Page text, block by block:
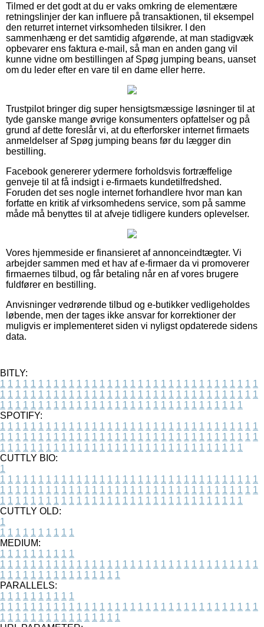
Tilmed er det godt at du er vaks omkring de elementære
retningslinjer der kan influere på transaktionen, til eksempel
den returret internet virksomheden tilsikrer. I den
sammenhæng er det samtidig afgørende, at man stadigvæk
opbevarer ens faktura e-mail, så man en anden gang vil
kunne vidne om bestillingen af Spøg jumping beans, uanset
om du leder efter en vare til en dame eller herre.
Trustpilot bringer dig super hensigtsmæssige løsninger til at
tyde ganske mange øvrige konsumenters opfattelser og på
grund af dette foreslår vi, at du efterforsker internet firmaets
anmeldelser af Spøg jumping beans før du lægger din
bestilling.
Facebook genererer ydermere forholdsvis fortræffelige
genveje til at få indsigt i e-firmaets kundetilfredshed.
Foruden det ses nogle internet forhandlere hvor man kan
forfatte en kritik af virksomhedens service, som på samme
måde må benyttes til at afveje tidligere kunders oplevelser.
Vores hjemmeside er finansieret af annonceindtægter. Vi
arbejder sammen med et hav af e-firmaer da vi promoverer
firmaernes tilbud, og får betaling når en af vores brugere
fuldfører en bestilling.
Anvisninger vedrørende tilbud og e-butikker vedligeholdes
løbende, men der tages ikke ansvar for korrektioner der
muligvis er implementeret siden vi nyligst opdaterede sidens
data.
BITLY:
1 1 1 1 1 1 1 1 1 1 1 1 1 1 1 1 1 1 1 1 1 1 1 1 1 1 1 1 1 1 1 1 1 1
1 1 1 1 1 1 1 1 1 1 1 1 1 1 1 1 1 1 1 1 1 1 1 1 1 1 1 1 1 1 1 1 1 1
1 1 1 1 1 1 1 1 1 1 1 1 1 1 1 1 1 1 1 1 1 1 1 1 1 1 1 1 1 1 1 1
SPOTIFY:
1 1 1 1 1 1 1 1 1 1 1 1 1 1 1 1 1 1 1 1 1 1 1 1 1 1 1 1 1 1 1 1 1 1
1 1 1 1 1 1 1 1 1 1 1 1 1 1 1 1 1 1 1 1 1 1 1 1 1 1 1 1 1 1 1 1 1 1
1 1 1 1 1 1 1 1 1 1 1 1 1 1 1 1 1 1 1 1 1 1 1 1 1 1 1 1 1 1 1 1
CUTTLY BIO:
1
1 1 1 1 1 1 1 1 1 1 1 1 1 1 1 1 1 1 1 1 1 1 1 1 1 1 1 1 1 1 1 1 1 1
1 1 1 1 1 1 1 1 1 1 1 1 1 1 1 1 1 1 1 1 1 1 1 1 1 1 1 1 1 1 1 1 1 1
1 1 1 1 1 1 1 1 1 1 1 1 1 1 1 1 1 1 1 1 1 1 1 1 1 1 1 1 1 1 1 1
CUTTLY OLD:
1
1 1 1 1 1 1 1 1 1 1
MEDIUM:
1 1 1 1 1 1 1 1 1 1
1 1 1 1 1 1 1 1 1 1 1 1 1 1 1 1 1 1 1 1 1 1 1 1 1 1 1 1 1 1 1 1 1 1
1 1 1 1 1 1 1 1 1 1 1 1 1 1 1 1
PARALLELS:
1 1 1 1 1 1 1 1 1 1
1 1 1 1 1 1 1 1 1 1 1 1 1 1 1 1 1 1 1 1 1 1 1 1 1 1 1 1 1 1 1 1 1 1
1 1 1 1 1 1 1 1 1 1 1 1 1 1 1 1